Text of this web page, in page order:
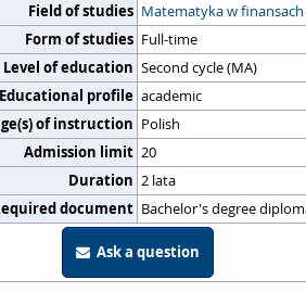
Field of studies Matematyka w finansach
Form of studies Full-time
Level of education Second cycle (MA)
Educational profile academic
of instruction Polish
Admission limit 20
Duration 2 lata
document Bachelor's degree
Ask a question